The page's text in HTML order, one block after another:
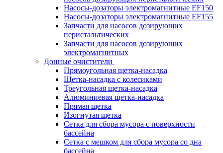
Насосы-дозаторы электромагнитные EF150
Насосы-дозаторы электромагнитные EF155
Запчасти для насосов дозирующих
перистальтических
Запчасти для насосов дозирующих
электромагнитных
Донные очистители
Прямоугольная щетка-насадка
Щетка-насадка с колесиками
Треугольная щетка-насадка
Алюминиевая щетка-насадка
Прямая щетка
Изогнутая щетка
Сетка для сбора мусора с поверхности
бассейна
Сетка с мешком для сбора мусора со дна
бассейна